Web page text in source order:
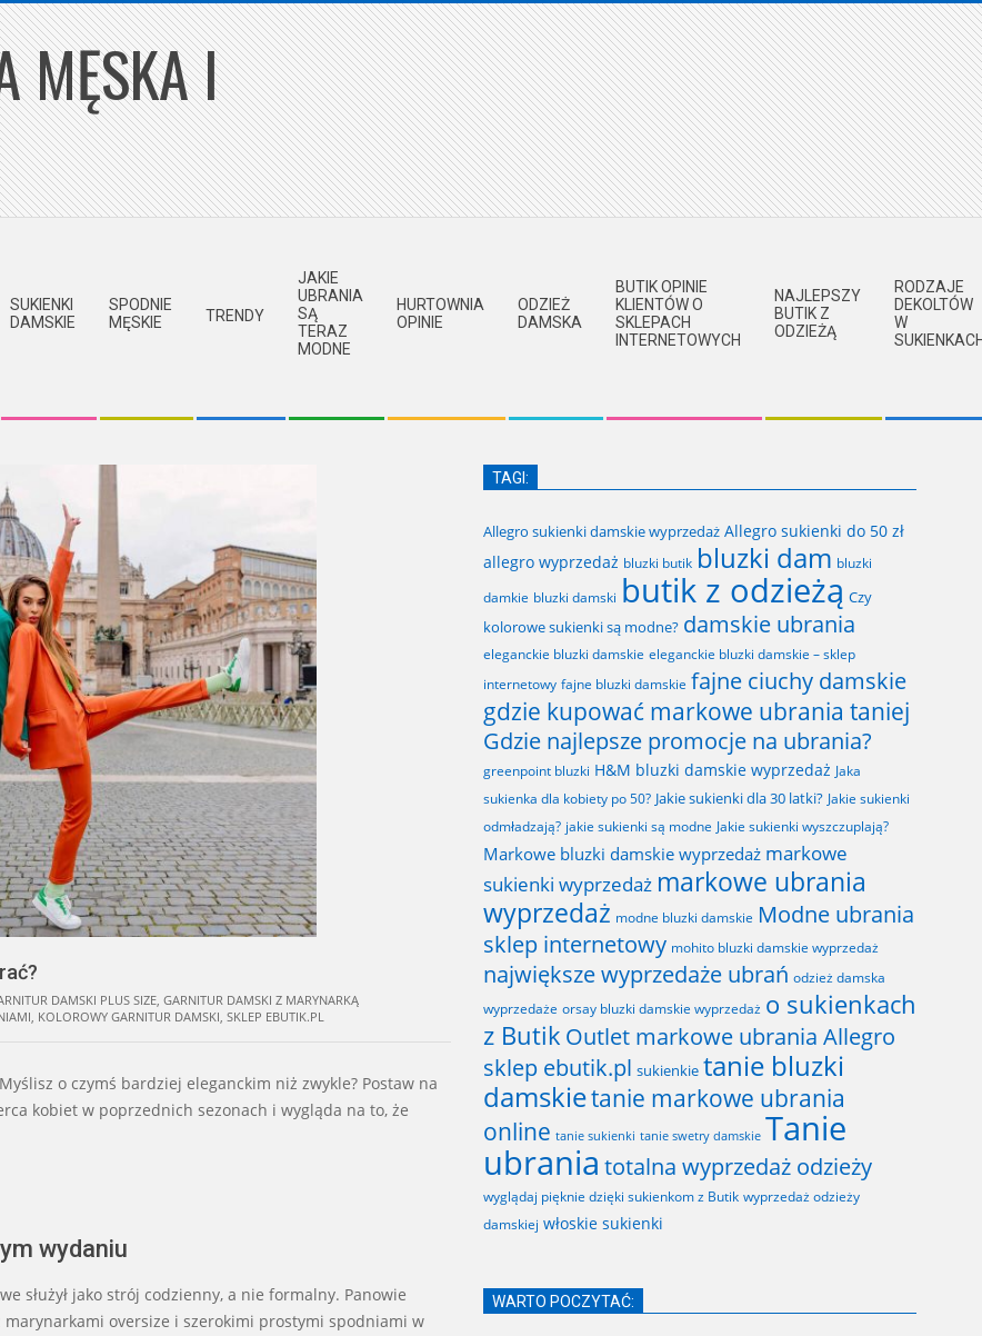
MĘSKA I
SUKIENKI
DAMSKIE
SPODNIE
MĘSKIE
TRENDY
JAKIE
UBRANIA
SĄ
TERAZ
MODNE
HURTOWNIA
OPINIE
ODZIEŻ
DAMSKA
BUTIK OPINIE
KLIENTÓW O
SKLEPACH
INTERNETOWYCH
NAJLEPSZY
BUTIK Z
ODZIEŻĄ
RODZAJE
DEKOLTÓW
W
DAMSKI PLUS SIZE, GARNITUR DAMSKI Z MARYNARKĄ
, KOLOROWY GARNITUR DAMSKI, SKLEP EBUTIK.PL
o czymś bardziej eleganckim niż zwykle? Postaw na
kobiet w poprzednich sezonach i wygląda na to, że
wydaniu
służył jako strój codzienny, a nie formalny. Panowie
oversize i szerokimi prostymi spodniami w
TAGI:
Allegro sukienki damskie wyprzedaż Allegro sukienki do 50 zł
allegro wyprzedaż bluzki butik bluzki dam bluzki
damkie bluzki damski butik z odzieżą Czy
kolorowe sukienki są modne? damskie ubrania
eleganckie bluzki damskie eleganckie bluzki damskie – sklep
internetowy fajne bluzki damskie fajne ciuchy damskie
gdzie kupować markowe ubrania taniej
Gdzie najlepsze promocje na ubrania?
greenpoint bluzki H&M bluzki damskie wyprzedaż Jaka
sukienka dla kobiety po 50? Jakie sukienki dla 30 latki? Jakie sukienki
odmładzają? jakie sukienki są modne Jakie sukienki wyszczuplają?
Markowe bluzki damskie wyprzedaż markowe
sukienki wyprzedaż markowe ubrania
wyprzedaż modne bluzki damskie Modne ubrania
sklep internetowy mohito bluzki damskie wyprzedaż
największe wyprzedaże ubrań odzież damska
wyprzedaże orsay bluzki damskie wyprzedaż o sukienkach
z Butik Outlet markowe ubrania Allegro
sklep ebutik.pl sukienkie tanie bluzki
damskietanie markowe ubrania
online tanie sukienki tanie swetry damskie Tanie
ubrania totalna wyprzedaż odzieży
wyglądaj pięknie dzięki sukienkom z Butik wyprzedaż odzieży
damskiej włoskie sukienki
WARTO POCZYTAĆ: